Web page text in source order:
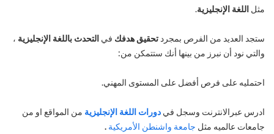
مثل اللغة الإنجليزية.
ستجد العديد من الفرص بمجرد تحقيق هدفك في التحدث باللغة الإنجليزية ،
والتي نود أن نبرز من بينها أنك ستتمكن من:
احتمليه على فرص أفضل على المستوى المهني.
ادرس عبرالانترنت وسجل في دورات اللغة الإنجليزية من المواقع او من
جامعات عالميه مثل جامعة واشنطن الأمريكية .